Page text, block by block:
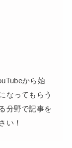
から始
なってもらう
分野で記事を
い！